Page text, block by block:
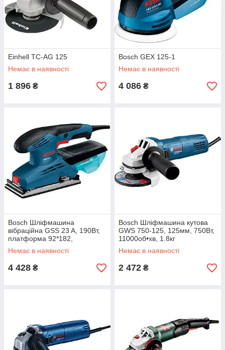
Einhell TC-AG 125
Немає в наявності
1 896 ₴
Bosch GEX 125-1
Немає в наявності
4 086 ₴
Bosch Шліфмашина
вібраційна GSS 23 A, 190Вт,
платформа 92*182,
24000колив/хв, 0.89кг
Немає в наявності
4 428 ₴
Bosch Шліфмашина кутова
GWS 750-125, 125мм, 750Вт,
11000об•хв, 1.8кг
Немає в наявності
2 472 ₴